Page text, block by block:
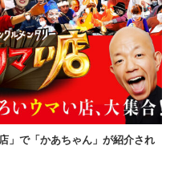
」で「かあちゃん」が紹介され